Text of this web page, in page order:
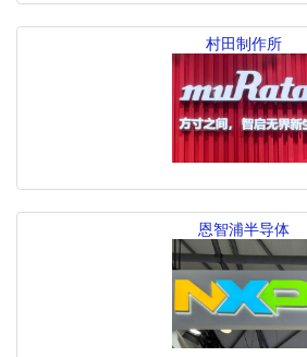
村田制作所
恩智浦半导体